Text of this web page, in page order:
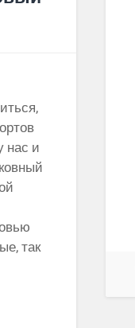
нас и
так